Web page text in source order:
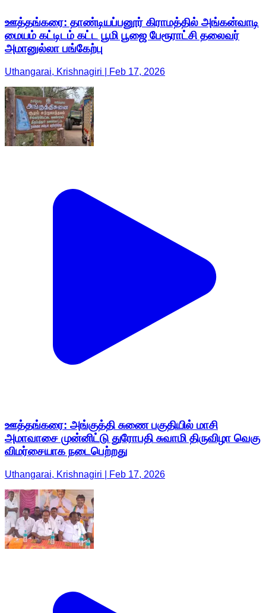
ஊத்தங்கரை: தாண்டியப்பனூர் கிராமத்தில் அங்கன்வாடி
மையம் கட்டிடம் கட்ட பூமி பூஜை பேரூராட்சி தலைவர்
அமானுல்லா பங்கேற்பு
Uthangarai, Krishnagiri | Feb 17, 2026
ஊத்தங்கரை: அங்குத்தி சுணை பகுதியில் மாசி
அமாவாசை முன்னிட்டு துரோபதி சுவாமி திருவிழா வெகு
விமர்சையாக நடைபெற்றது
Uthangarai, Krishnagiri | Feb 17, 2026